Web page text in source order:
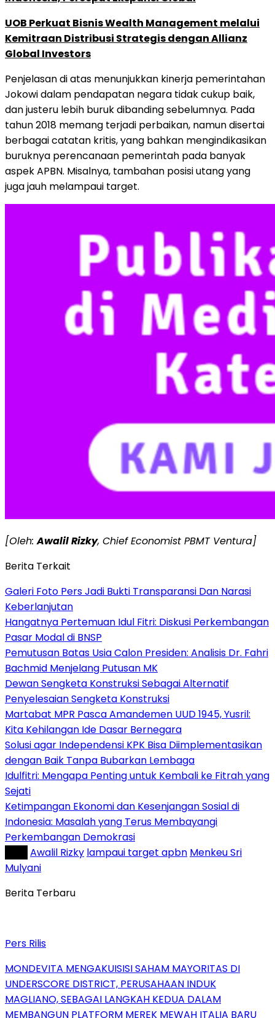
UOB Perkuat Bisnis Wealth Management melalui
Kemitraan Distribusi Strategis dengan Allianz
Global Investors
Penjelasan di atas menunjukkan kinerja pemerintahan
Jokowi dalam pendapatan negara tidak cukup baik,
dan justeru lebih buruk dibanding sebelumnya. Pada
tahun 2018 memang terjadi perbaikan, namun disertai
berbagai catatan kritis, yang bahkan mengindikasikan
buruknya perencanaan pemerintah pada banyak
aspek APBN. Misalnya, tambahan posisi utang yang
juga jauh melampaui target.
[Oleh:Awalil Rizky, Chief Economist PBMT Ventura]
Berita Terkait
Galeri Foto Pers Jadi Bukti Transparansi Dan Narasi
Keberlanjutan
Hangatnya Pertemuan Idul Fitri: Diskusi Perkembangan
Pasar Modal di BNSP
Pemutusan Batas Usia Calon Presiden: Analisis Dr. Fahri
Bachmid Menjelang Putusan MK
Dewan Sengketa Konstruksi Sebagai Alternatif
Penyelesaian Sengketa Konstruksi
Martabat MPR Pasca Amandemen UUD 1945, Yusril:
Kita Kehilangan Ide Dasar Bernegara
Solusi agar Independensi KPK Bisa Diimplementasikan
dengan Baik Tanpa Bubarkan Lembaga
Idulfitri: Mengapa Penting untuk Kembali ke Fitrah yang
Sejati
Ketimpangan Ekonomi dan Kesenjangan Sosial di
Indonesia: Masalah yang Terus Membayangi
Perkembangan Demokrasi
Awalil Rizky lampaui target apbn Menkeu Sri
Mulyani
Berita Terbaru
Pers Rilis
MONDEVITA MENGAKUISISI SAHAM MAYORITAS DI
UNDERSCORE DISTRICT, PERUSAHAAN INDUK
MAGLIANO, SEBAGAI LANGKAH KEDUA DALAM
MEMBANGUN PLATFORM MEREK MEWAH ITALIA BARU